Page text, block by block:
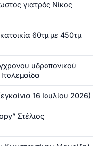
γιατρός Νίκος
60τμ με 450τμ
υδροπονικού
16 Ιουλίου 2026)
Στέλιος